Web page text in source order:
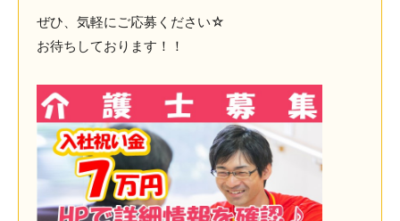
ぜひ、気軽にご応募ください☆
お待ちしております！！